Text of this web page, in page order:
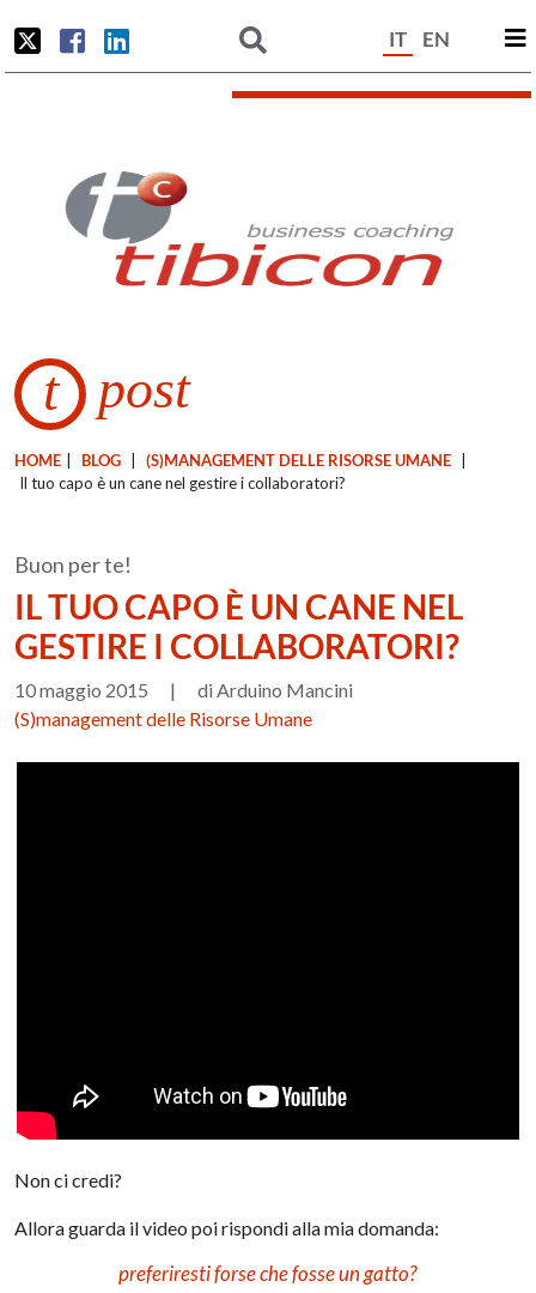
IT EN
t post
HOME BLOG (S)MANAGEMENT DELLE RISORSE UMANE
Il tuo capo è un cane nel gestire i collaboratori?
Buon per te!
IL TUO CAPO È UN CANE NEL
GESTIRE I COLLABORATORI?
10 maggio 2015 |
di Arduino Mancini
(S)management delle Risorse Umane
Non ci credi?
Allora guarda il video poi rispondi alla mia domanda:
preferiresti forse che fosse un gatto?